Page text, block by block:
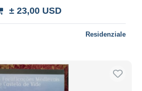
± 23,00 USD
Residenziale